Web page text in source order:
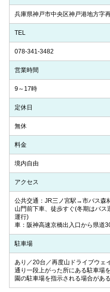
兵庫県神戸市中央区神戸港地方字
TEL
078-341-3482
営業時間
9～17時
定休日
無休
料金
境内自由
アクセス
公共交通：JR三ノ宮駅→市バス森
山門前下車、徒歩すぐ(冬期はバ
運行)
車：阪神高速京橋出入口から県道
駐車場
あり／20台／再度山ドライブウェ
通り一段上がった所にある駐車場
園の駐車場を指示される場合があ